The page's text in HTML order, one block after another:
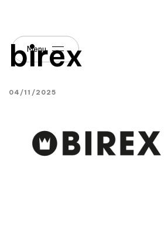
Menu
birex
04/11/2025